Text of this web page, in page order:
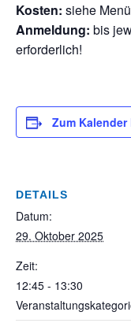
Kosten: siehe
Anmeldung: bis
erforderlich!
Zum
DETAILS
Datum:
29. Oktober 2025
Zeit:
12:45 - 13:30